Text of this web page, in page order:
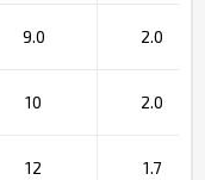
9.0 2.0
10 2.0
12 1.7